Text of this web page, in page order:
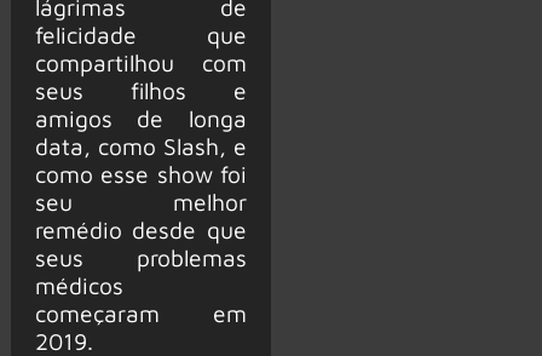
lágrimas de
felicidade que
compartilhou com
seus filhos e
amigos de longa
data, como Slash, e
como esse show foi
seu melhor
remédio desde que
seus problemas
médicos
começaram em
2019.